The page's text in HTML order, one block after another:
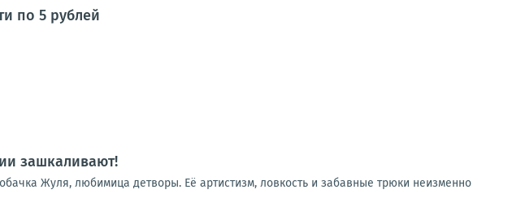
по 5 рублей
зашкаливают!
Жуля, любимица детворы. Её артистизм, ловкость и забавные трюки неизменно